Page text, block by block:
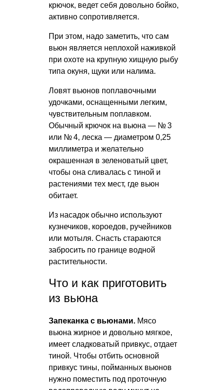
крючок, ведет себя довольно бойко,
активно сопротивляется.
При этом, надо заметить, что сам
вьюн является неплохой наживкой
при охоте на крупную хищную рыбу
типа окуня, щуки или налима.
Ловят вьюнов поплавочными
удочками, оснащенными легким,
чувствительным поплавком.
Обычный крючок на вьюна — № 3
или № 4, леска — диаметром 0,25
миллиметра и желательно
окрашенная в зеленоватый цвет,
чтобы она сливалась с тиной и
растениями тех мест, где вьюн
обитает.
Из насадок обычно используют
кузнечиков, короедов, ручейников
или мотыля. Снасть стараются
забросить по границе водной
растительности.
Что и как приготовить
из вьюна
Запеканка с вьюнами. Мясо
вьюна жирное и довольно мягкое,
имеет сладковатый привкус, отдает
тиной. Чтобы отбить основной
привкус тины, пойманных вьюнов
нужно поместить под проточную